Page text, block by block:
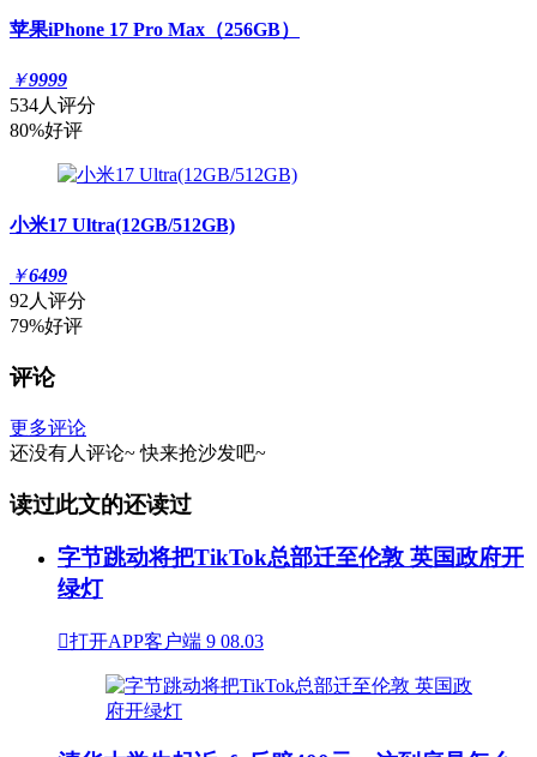
苹果iPhone 17 Pro Max（256GB）
￥9999
534人评分
80%好评
小米17 Ultra(12GB/512GB)
￥6499
92人评分
79%好评
评论
更多评论
还没有人评论~ 快来抢沙发吧~
读过此文的还读过
字节跳动将把TikTok总部迁至伦敦 英国政府开
绿灯
打开APP客户端 9 08.03